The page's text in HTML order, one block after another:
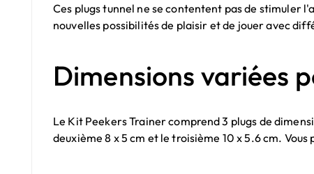
Ces plugs tunnel ne se contentent pas de stimuler
nouvelles possibilités de plaisir et de jouer avec
Dimensions variées
Le Kit Peekers Trainer comprend 3 plugs de
deuxième 8 x 5 cm et le troisième 10 x 5.6 cm.